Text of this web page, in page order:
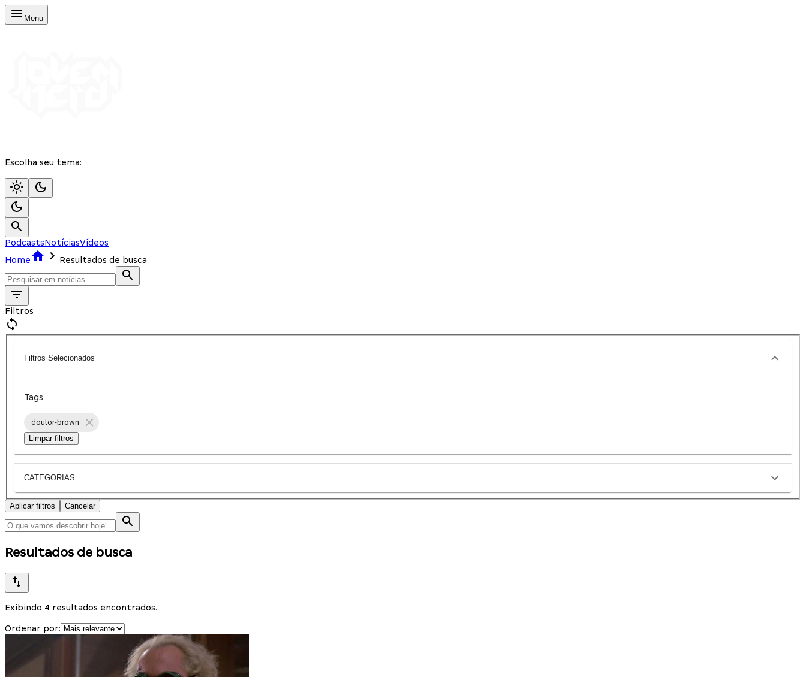
Menu
Escolha seu tema:
PodcastsNotíciasVídeos
Home
Resultados de busca
Filtros
Filtros Selecionados
Tags
doutor-brown
Limpar filtros
CATEGORIAS
Aplicar filtros Cancelar
Resultados de busca
Exibindo 4 resultados encontrados.
Ordenar por: